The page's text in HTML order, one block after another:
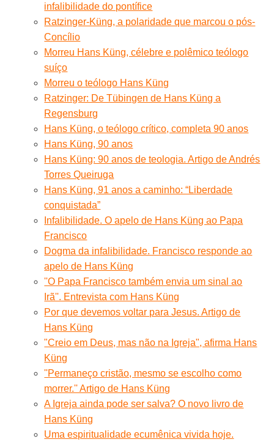
infalibilidade do pontífice
Ratzinger-Küng, a polaridade que marcou o pós-
Concílio
Morreu Hans Küng, célebre e polêmico teólogo
suíço
Morreu o teólogo Hans Küng
Ratzinger: De Tübingen de Hans Küng a
Regensburg
Hans Küng, o teólogo crítico, completa 90 anos
Hans Küng, 90 anos
Hans Küng: 90 anos de teologia. Artigo de Andrés
Torres Queiruga
Hans Küng, 91 anos a caminho: “Liberdade
conquistada”
Infalibilidade. O apelo de Hans Küng ao Papa
Francisco
Dogma da infalibilidade. Francisco responde ao
apelo de Hans Küng
''O Papa Francisco também envia um sinal ao
Irã''. Entrevista com Hans Küng
Por que devemos voltar para Jesus. Artigo de
Hans Küng
"Creio em Deus, mas não na Igreja", afirma Hans
Küng
''Permaneço cristão, mesmo se escolho como
morrer.'' Artigo de Hans Küng
A Igreja ainda pode ser salva? O novo livro de
Hans Küng
Uma espiritualidade ecumênica vivida hoje.